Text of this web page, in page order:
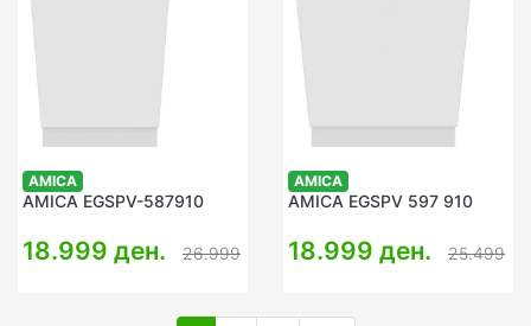
AMICA
AMICA EGSPV-587910
18.999 ден. 26.999
AMICA
AMICA EGSPV 597 910
18.999 ден. 25.499